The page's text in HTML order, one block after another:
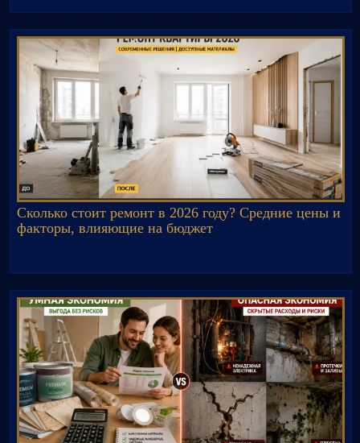
Сколько стоит ремонт в 2026 году? Средние цены и
факторы, влияющие на бюджет